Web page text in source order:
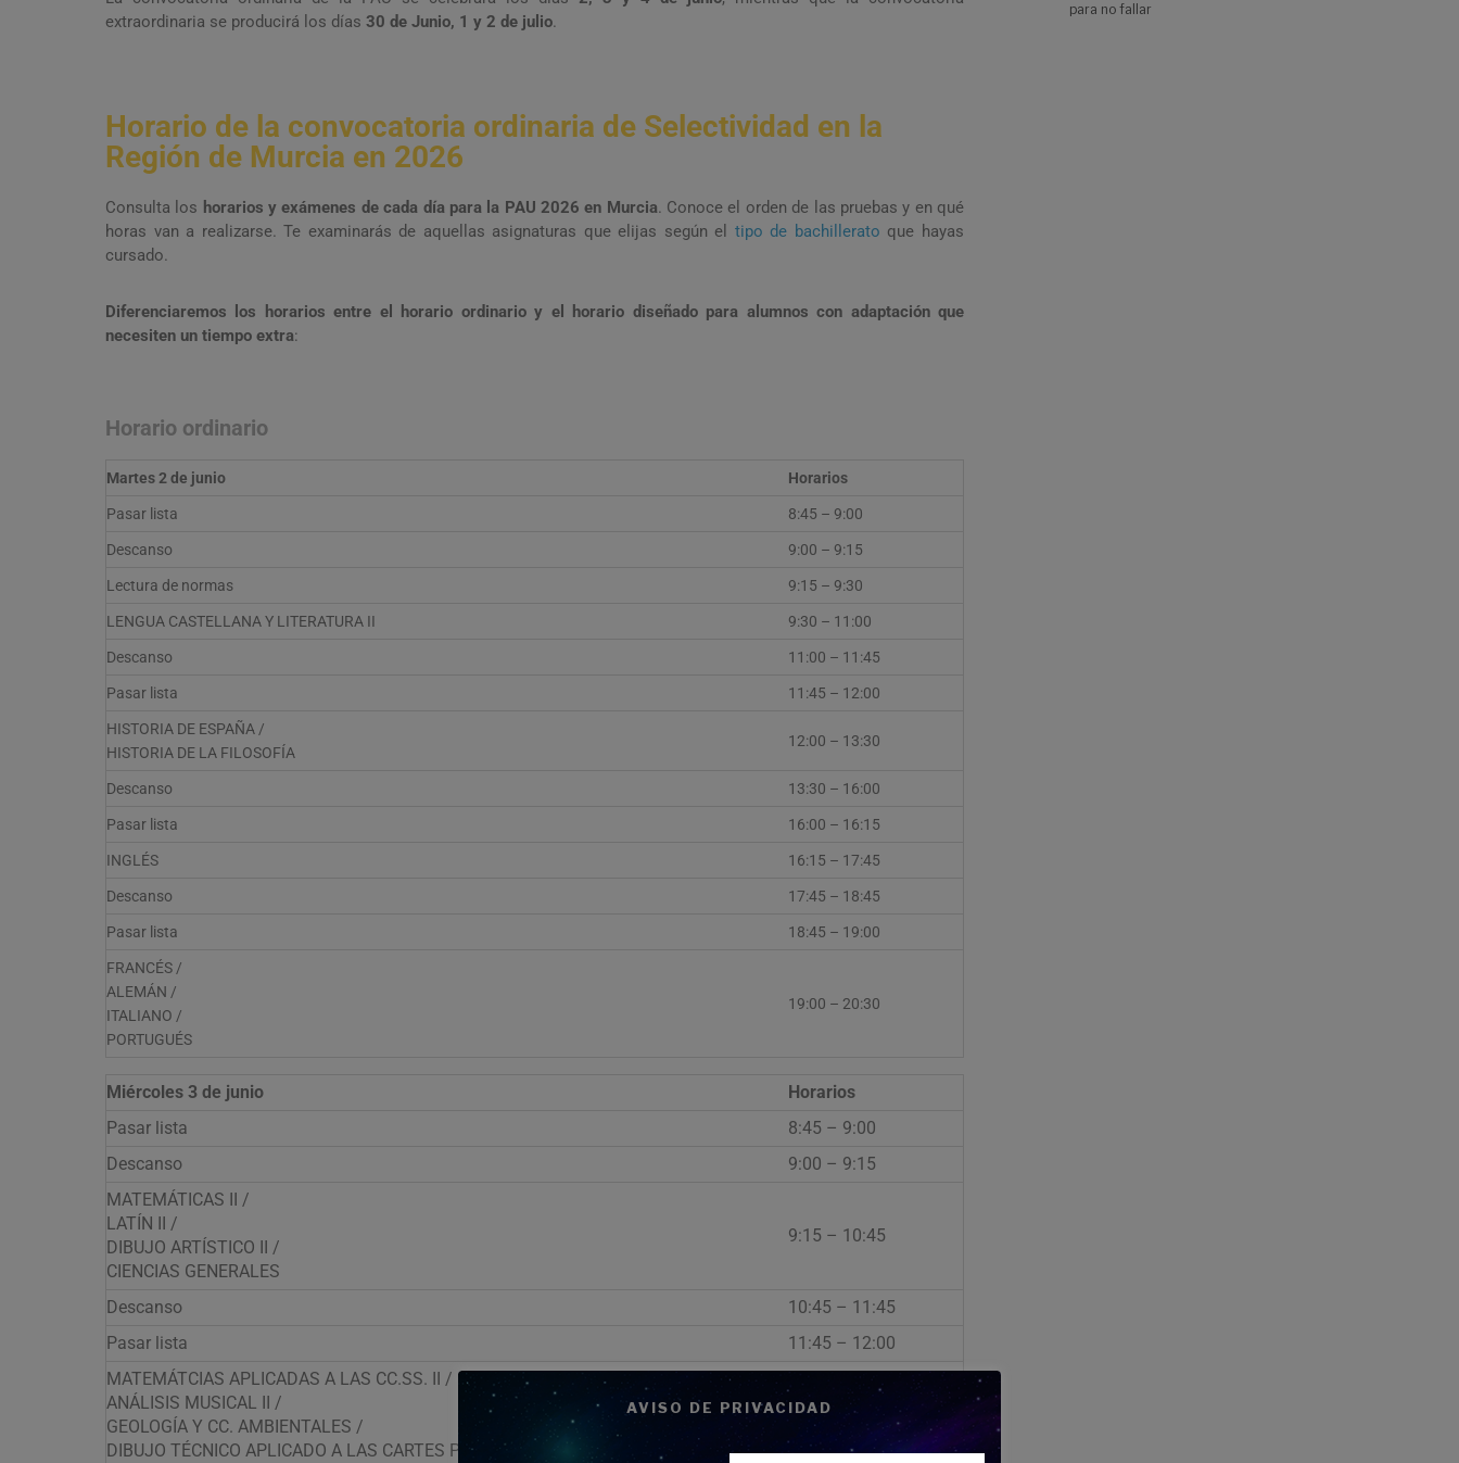
extraordinaria se producirá los días 30 de Junio, 1 y 2 de julio.
Horario de la convocatoria ordinaria de Selectividad en la
Región de Murcia en 2026
Consulta los horarios y exámenes de cada día para la PAU 2026 en Murcia. Conoce el orden de las pruebas y en qué
horas van a realizarse. Te examinarás de aquellas asignaturas que elijas según el tipo de bachillerato que hayas
cursado.
Diferenciaremos los horarios entre el horario ordinario y el horario diseñado para alumnos con adaptación que
necesiten un tiempo extra:
Horario ordinario
Martes 2 de junio Horarios
Pasar lista 8:45 – 9:00
Descanso 9:00 – 9:15
Lectura de normas 9:15 – 9:30
LENGUA CASTELLANA Y LITERATURA II 9:30 – 11:00
Descanso 11:00 – 11:45
Pasar lista 11:45 – 12:00
HISTORIA DE ESPAÑA /
HISTORIA DE LA FILOSOFÍA
12:00 – 13:30
Descanso 13:30 – 16:00
Pasar lista 16:00 – 16:15
INGLÉS 16:15 – 17:45
Descanso 17:45 – 18:45
Pasar lista 18:45 – 19:00
FRANCÉS /
ALEMÁN /
ITALIANO /
PORTUGUÉS
19:00 – 20:30
Miércoles 3 de junio
Horarios
Pasar lista
8:45 – 9:00
Descanso
9:00 – 9:15
MATEMÁTICAS II /
LATÍN II /
DIBUJO ARTÍSTICO II /
CIENCIAS GENERALES
9:15 – 10:45
Descanso
10:45 – 11:45
Pasar lista
11:45 – 12:00
MATEMÁTCIAS APLICADAS A LAS CC.SS. II /
ANÁLISIS MUSICAL II /
GEOLOGÍA Y CC. AMBIENTALES /
DIBUJO TÉCNICO APLICADO A LAS CARTES PLÁSTICAS Y AL DISEÑO II /
12:00 – 13:30
para no fallar
AVISO DE PRIVACIDAD